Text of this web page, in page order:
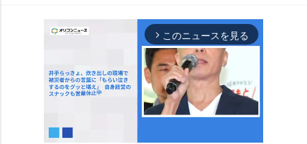
arrow_forward_ios このニュースを見る